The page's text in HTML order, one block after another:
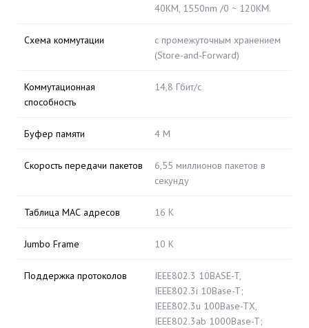
40KM, 1550nm /0 ~ 120KM.
Схема коммутации
с промежуточным хранением
(Store-and-Forward)
Коммутационная
способность
14,8 Гбит/с
Буфер памяти 4 M
Скорость передачи пакетов
6,55 миллионов пакетов в
секунду
Таблица МАС адресов 16 K
Jumbo Frame 10 К
Поддержка протоколов
IEEE802.3 10BASE-T,
IEEE802.3i 10Base-T;
IEEE802.3u 100Base-TX,
IEEE802.3ab 1000Base-T;